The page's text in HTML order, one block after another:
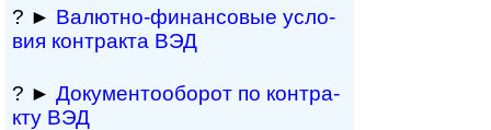
? ► Валютно-фи­нан­со­вые усло­
вия кон­т­ра­кта ВЭД
? ► Документо­обо­рот по кон­т­ра­
кту ВЭД